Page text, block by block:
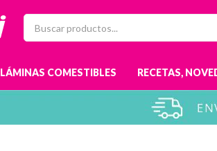
LÁMINAS COMESTIBLES RECETAS,